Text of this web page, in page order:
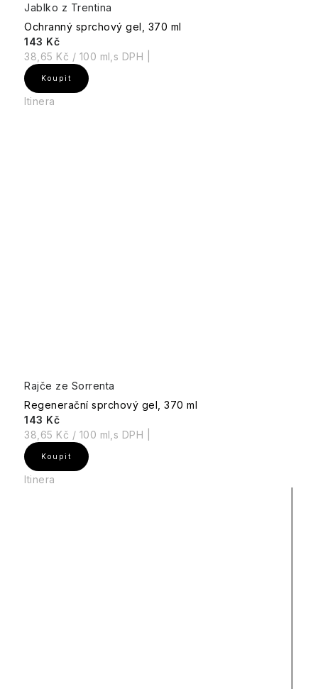
Jablko z Trentina
Ochranný sprchový gel, 370 ml
143 Kč
Měrná
cena:
38,65 Kč / 100 ml
Itinera
Rajče ze Sorrenta
Regenerační sprchový gel, 370 ml
143 Kč
Měrná
cena:
38,65 Kč / 100 ml
Itinera